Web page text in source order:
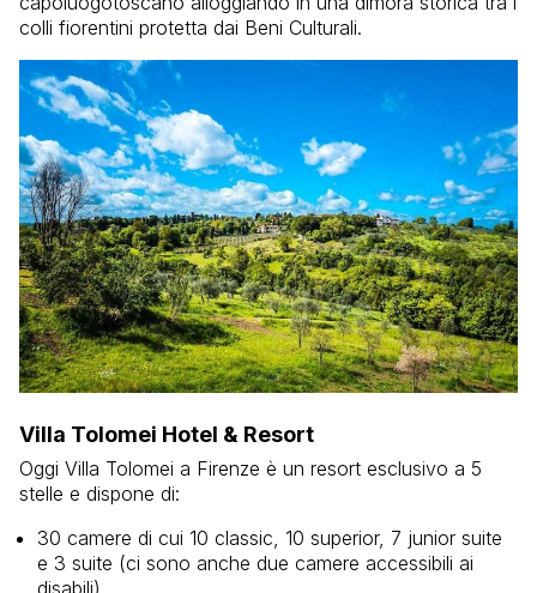
colli fiorentini protetta dai Beni Culturali.
Villa Tolomei Hotel & Resort
Oggi Villa Tolomei a Firenze è un resort esclusivo a 5
stelle e dispone di:
30 camere di cui 10 classic, 10 superior, 7 junior suite
e 3 suite (ci sono anche due camere accessibili ai
disabili)